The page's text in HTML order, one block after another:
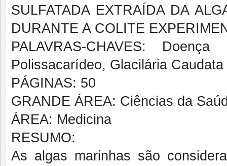
SULFATADA EXTRAÍDA DA
DURANTE A COLITE
PALAVRAS-CHAVES:
Polissacarídeo, Glacilária Caudata
PÁGINAS: 50
GRANDE ÁREA: Ciências da
ÁREA: Medicina
RESUMO:
As algas marinhas são